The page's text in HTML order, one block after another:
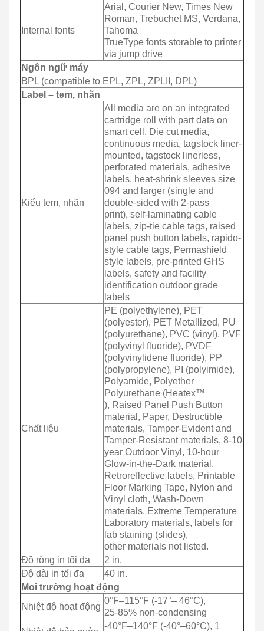
Internal fonts
Arial, Courier New, Times New
Roman, Trebuchet MS, Verdana,
Tahoma
TrueType fonts storable to printer
via jump drive
Ngôn ngữ máy
BPL (compatible to EPL, ZPL, ZPLII, DPL)
Label – tem, nhãn
Kiểu tem, nhãn
All media are on an integrated
cartridge roll with part data on
smart cell. Die cut media,
continuous media, tagstock liner-
mounted, tagstock linerless,
perforated materials, adhesive
labels, heat-shrink sleeves size
094 and larger (single and
double-sided with 2-pass
print), self-laminating cable
labels, zip-tie cable tags, raised
panel push button labels, rapido-
style cable tags, Permashield
style labels, pre-printed GHS
labels, safety and facility
identification outdoor grade
labels
Chất liệu
PE (polyethylene), PET
(polyester), PET Metallized, PU
(polyurethane), PVC (vinyl), PVF
(polyvinyl fluoride), PVDF
(polyvinylidene fluoride), PP
(polypropylene), PI (polyimide),
Polyamide, Polyether
Polyurethane (Heatex™
), Raised Panel Push Button
material, Paper, Destructible
materials, Tamper-Evident and
Tamper-Resistant materials, 8-10
year Outdoor Vinyl, 10-hour
Glow-in-the-Dark material,
Retroreflective labels, Printable
Floor Marking Tape, Nylon and
Vinyl cloth, Wash-Down
materials, Extreme Temperature
Laboratory materials, labels for
lab staining (slides),
other materials not listed.
Độ rộng in tối đa
2 in.
Độ dài in tối đa
40 in.
Moi trường hoạt động
Nhiệt độ hoạt động
0°F–115°F (-17°– 46°C),
25-85% non-condensing
-40°F–140°F (-40°–60°C), 1